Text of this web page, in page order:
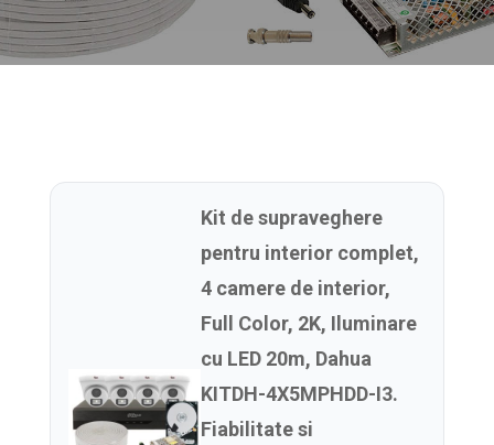
Kit de supraveghere
pentru interior complet,
4 camere de interior,
Full Color, 2K, Iluminare
cu LED 20m, Dahua
KITDH-4X5MPHDD-I3.
Fiabilitate si